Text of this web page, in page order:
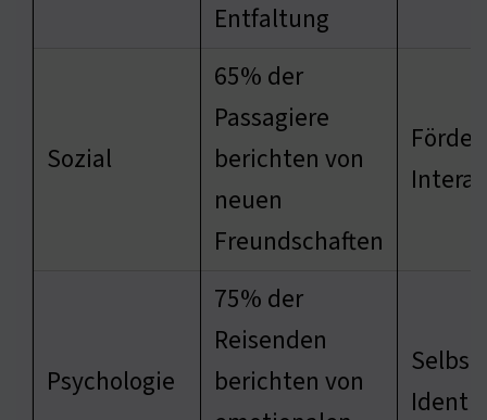
Entfaltung
Sozial
65% der
Passagiere
berichten von
neuen
Freundschaften
Psychologie
75% der
Reisenden
berichten von